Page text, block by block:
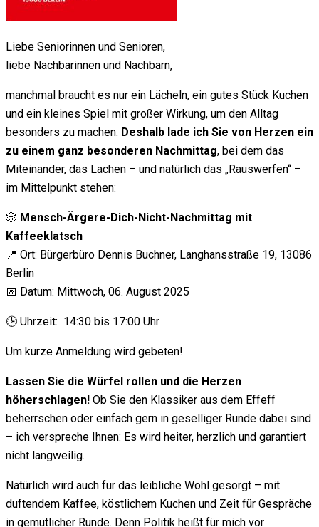
Liebe Seniorinnen und Senioren,
liebe Nachbarinnen und Nachbarn,
manchmal braucht es nur ein Lächeln, ein gutes Stück Kuchen
und ein kleines Spiel mit großer Wirkung, um den Alltag
besonders zu machen. Deshalb lade ich Sie von Herzen ein
zu einem ganz besonderen Nachmittag, bei dem das
Miteinander, das Lachen – und natürlich das „Rauswerfen“ –
im Mittelpunkt stehen:
🎲 Mensch-Ärgere-Dich-Nicht-Nachmittag mit
Kaffeeklatsch
📍 Ort: Bürgerbüro Dennis Buchner, Langhansstraße 19, 13086
Berlin
📅 Datum: Mittwoch, 06. August 2025
🕒 Uhrzeit: 14:30 bis 17:00 Uhr
Um kurze Anmeldung wird gebeten!
Lassen Sie die Würfel rollen und die Herzen
höherschlagen! Ob Sie den Klassiker aus dem Effeff
beherrschen oder einfach gern in geselliger Runde dabei sind
– ich verspreche Ihnen: Es wird heiter, herzlich und garantiert
nicht langweilig.
Natürlich wird auch für das leibliche Wohl gesorgt – mit
duftendem Kaffee, köstlichem Kuchen und Zeit für Gespräche
in gemütlicher Runde. Denn Politik heißt für mich vor